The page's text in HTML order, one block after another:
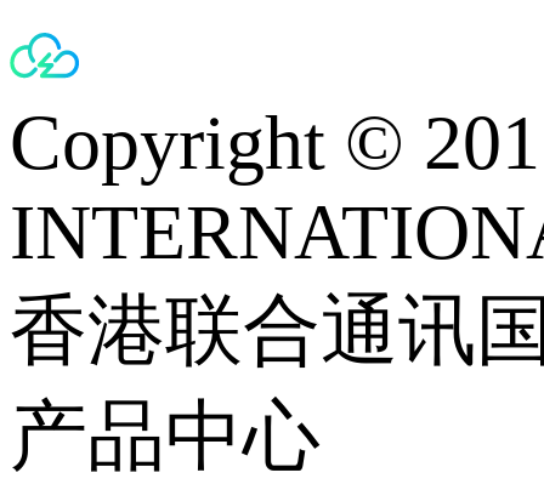
Copyright ©
香港联合通讯
产品中心